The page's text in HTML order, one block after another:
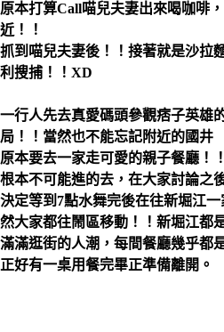
原本打算Call喵兒夫妻出來喝咖啡
近！！
抓到喵兒夫妻後！！接著就是沙
利搜捕！！XD
一行人先去真愛碼頭參觀痞子英雄
局！！當然也不能忘記附近的國井
原本要去一家走可愛的親子餐廳！
根本不可能進的去，在大家討論之
決定等到7點水舞完後在往新堀江一
然大家都往鬧區移動！！新堀江都
滿滿逛街的人潮，每間餐廳幾乎都
正好有一桌用餐完畢正準備離開。